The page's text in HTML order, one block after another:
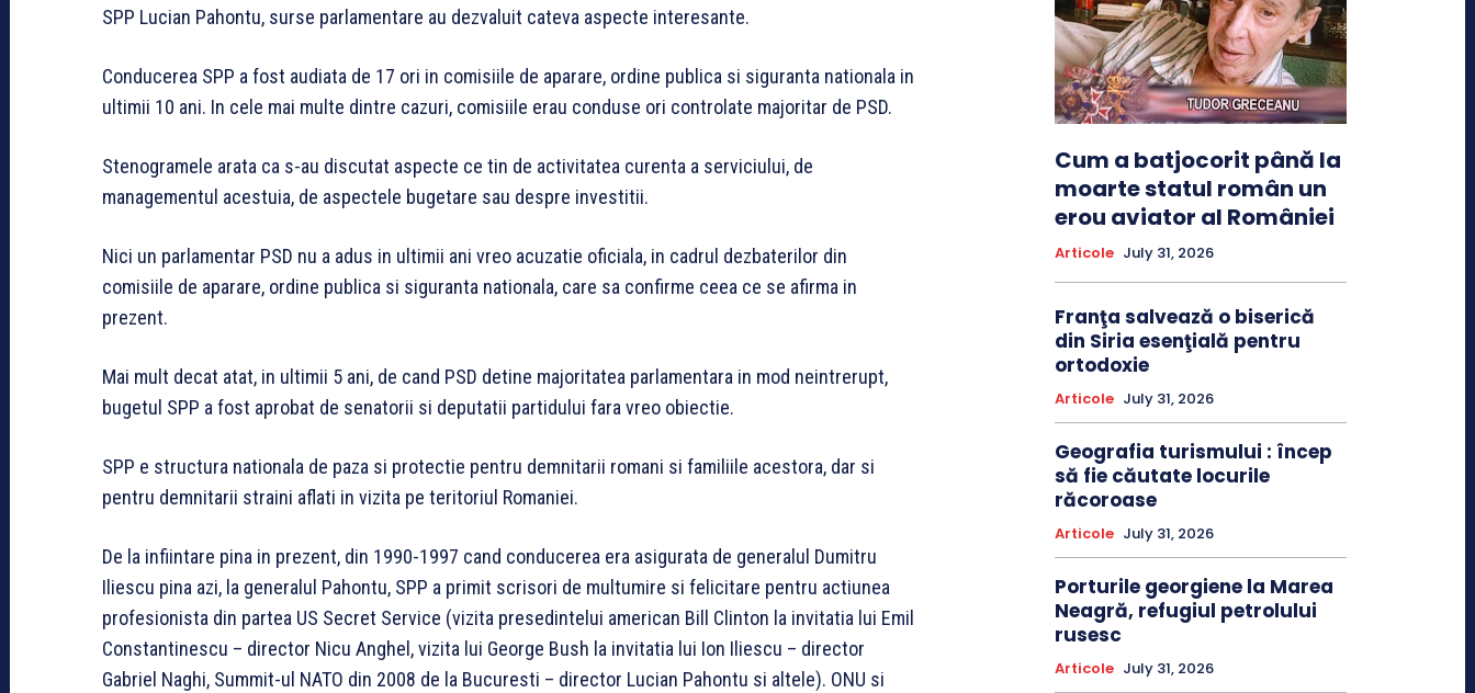
SPP Lucian Pahontu, surse parlamentare au dezvaluit cateva aspecte interesante.
Conducerea SPP a fost audiata de 17 ori in comisiile de aparare, ordine publica si siguranta nationala in
ultimii 10 ani. In cele mai multe dintre cazuri, comisiile erau conduse ori controlate majoritar de PSD.
Stenogramele arata ca s-au discutat aspecte ce tin de activitatea curenta a serviciului, de
managementul acestuia, de aspectele bugetare sau despre investitii.
Nici un parlamentar PSD nu a adus in ultimii ani vreo acuzatie oficiala, in cadrul dezbaterilor din
comisiile de aparare, ordine publica si siguranta nationala, care sa confirme ceea ce se afirma in
prezent.
Mai mult decat atat, in ultimii 5 ani, de cand PSD detine majoritatea parlamentara in mod neintrerupt,
bugetul SPP a fost aprobat de senatorii si deputatii partidului fara vreo obiectie.
SPP e structura nationala de paza si protectie pentru demnitarii romani si familiile acestora, dar si
pentru demnitarii straini aflati in vizita pe teritoriul Romaniei.
De la infiintare pina in prezent, din 1990-1997 cand conducerea era asigurata de generalul Dumitru
Iliescu pina azi, la generalul Pahontu, SPP a primit scrisori de multumire si felicitare pentru actiunea
profesionista din partea US Secret Service (vizita presedintelui american Bill Clinton la invitatia lui Emil
Constantinescu – director Nicu Anghel, vizita lui George Bush la invitatia lui Ion Iliescu – director
Gabriel Naghi, Summit-ul NATO din 2008 de la Bucuresti – director Lucian Pahontu si altele). ONU si
Cum a batjocorit până la
moarte statul român un
erou aviator al României
Articole July 31, 2026
Franţa salvează o biserică
din Siria esenţială pentru
ortodoxie
Articole July 31, 2026
Geografia turismului : încep
să fie căutate locurile
răcoroase
Articole July 31, 2026
Porturile georgiene la Marea
Neagră, refugiul petrolului
rusesc
Articole July 31, 2026